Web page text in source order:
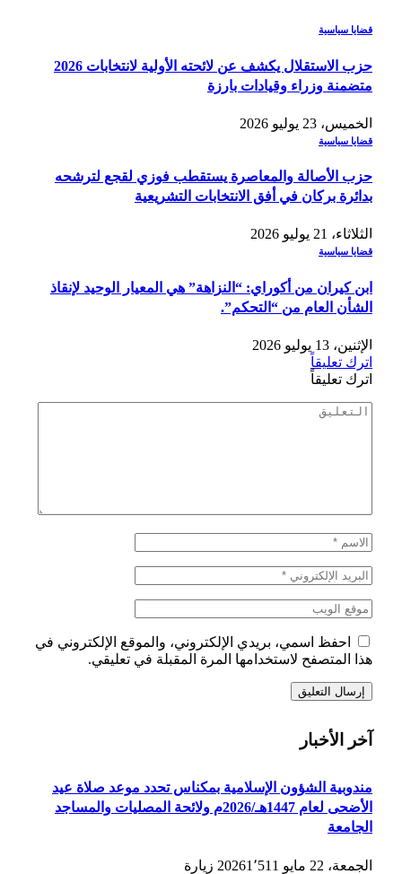
قضايا سياسية
حزب الاستقلال يكشف عن لائحته الأولية لانتخابات 2026
متضمنة وزراء وقيادات بارزة
الخميس، 23 يوليو 2026
قضايا سياسية
حزب الأصالة والمعاصرة يستقطب فوزي لقجع لترشحه
بدائرة بركان في أفق الانتخابات التشريعية
الثلاثاء، 21 يوليو 2026
قضايا سياسية
ابن كيران من أكوراي: “النزاهة” هي المعيار الوحيد لإنقاذ
الشأن العام من “التحكم”.
الإثنين، 13 يوليو 2026
اترك تعليقاً
اترك تعليقاً
احفظ اسمي، بريدي الإلكتروني، والموقع الإلكتروني في
هذا المتصفح لاستخدامها المرة المقبلة في تعليقي.
آخر الأخبار
مندوبية الشؤون الإسلامية بمكناس تحدد موعد صلاة عيد
الأضحى لعام 1447هـ/2026م ولائحة المصليات والمساجد
الجامعة
الجمعة، 22 مايو 2026 1٬511 زيارة